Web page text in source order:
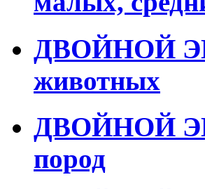
ДВОЙНОЙ
животных
ДВОЙНОЙ
пород